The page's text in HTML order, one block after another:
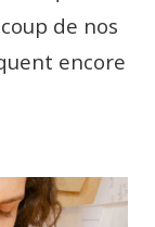
de nos
encore